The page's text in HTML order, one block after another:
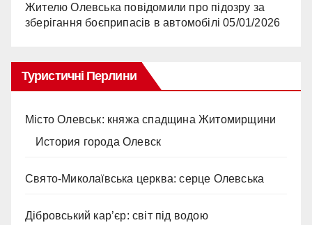
Жителю Олевська повідомили про підозру за
зберігання боєприпасів в автомобілі 05/01/2026
Туристичні Перлини
Місто Олевськ: княжа спадщина Житомирщини
История города Олевск
Свято-Миколаївська церква: серце Олевська
Дібровський кар’єр: світ під водою